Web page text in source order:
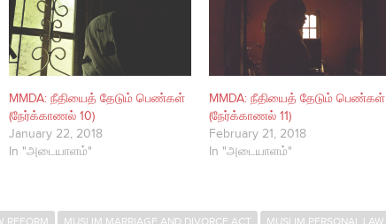
MMDA: நீதியைத் தேடும் பெண்கள்
(நேர்க்காணல் 10)
January 22, 2018
In "அடையாளம்"
MMDA: நீதியைத் தேடும் பெண்கள்
(நேர்க்காணல் 11)
February 21, 2018
In "அடையாளம்"
REFORM MUSLIM MARRIAGE AND DIVORCE ACT
MUSLIM PERSONAL LAW